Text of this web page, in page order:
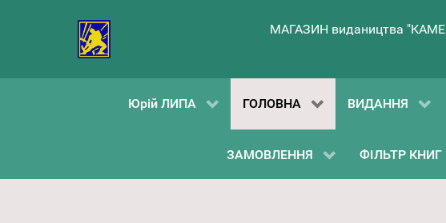
МАГАЗИН видаництва
Юрій ЛИПА ГОЛОВНА ВИДАННЯ
ЗАМОВЛЕННЯ ФІЛЬТР КНИГ